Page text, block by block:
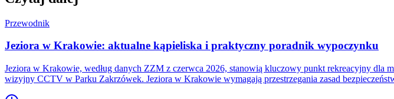
Przewodnik
Jeziora w Krakowie: aktualne kąpieliska i praktyczny poradnik wypoczynku
Jeziora w Krakowie, według danych ZZM z czerwca 2026, stanowią kluczowy punkt rekreacyjny
wizyjny CCTV w Parku Zakrzówek. Jeziora w Krakowie wymagają przestrzegania zasad